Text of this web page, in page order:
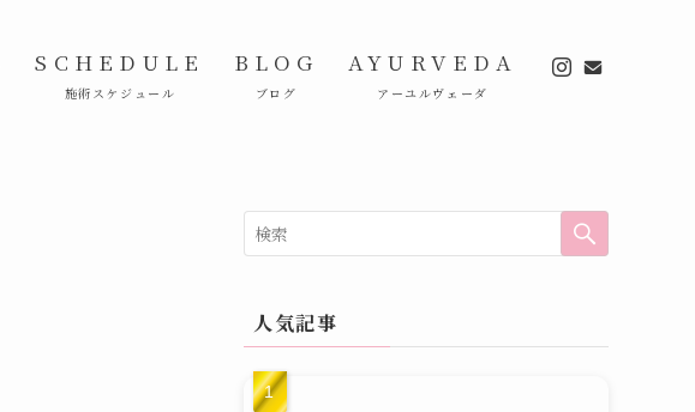
SCHEDULE
施術スケジュール
BLOG
ブログ
AYURVEDA
アーユルヴェーダ
人気記事